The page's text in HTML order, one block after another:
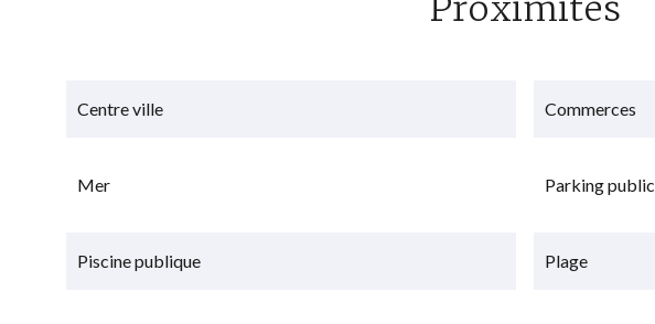
Centre ville Commerces
Mer Parking public
Piscine publique Plage